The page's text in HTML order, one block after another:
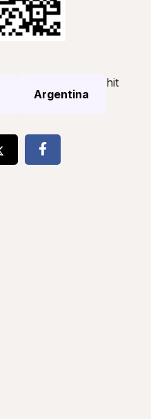
Argentina
hit